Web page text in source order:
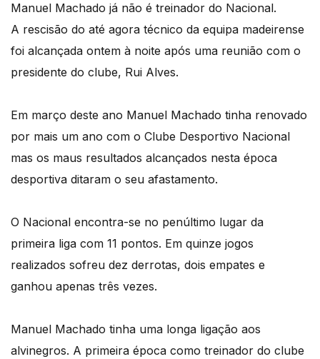
Manuel Machado já não é treinador do Nacional.
A rescisão do até agora técnico da equipa madeirense
foi alcançada ontem à noite após uma reunião com o
presidente do clube, Rui Alves.
Em março deste ano Manuel Machado tinha renovado
por mais um ano com o Clube Desportivo Nacional
mas os maus resultados alcançados nesta época
desportiva ditaram o seu afastamento.
O Nacional encontra-se no penúltimo lugar da
primeira liga com 11 pontos. Em quinze jogos
realizados sofreu dez derrotas, dois empates e
ganhou apenas três vezes.
Manuel Machado tinha uma longa ligação aos
alvinegros. A primeira época como treinador do clube